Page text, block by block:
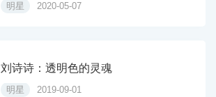
明星 2020-05-07
刘诗诗：透明色的灵魂
明星 2019-09-01